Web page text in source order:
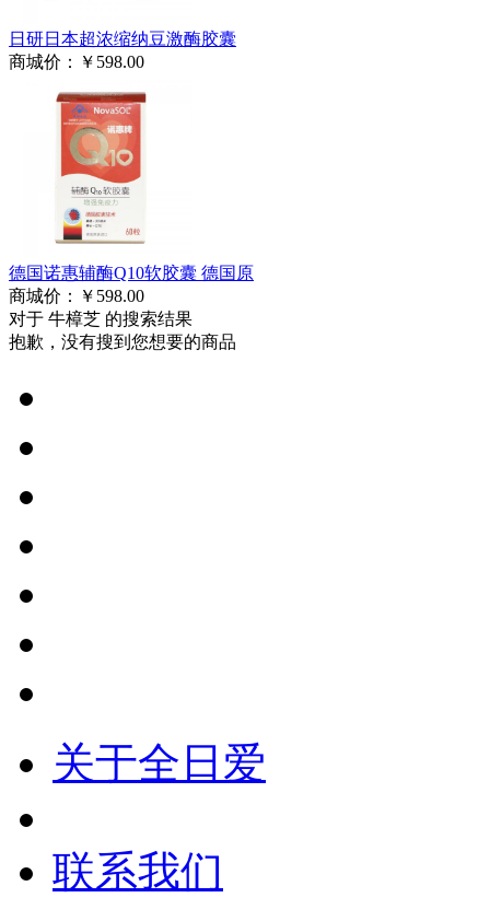
日研日本超浓缩纳豆激酶胶囊
商城价：
￥598.00
德国诺惠辅酶Q10软胶囊 德国原
商城价：
￥598.00
对于 牛樟芝 的搜索结果
抱歉，没有搜到您想要的商品
关于全日爱
联系我们